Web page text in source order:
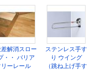
解消スロー
・・ バリア
リーレール
ステンレス手す
り ウイング
（跳ね上げ手す